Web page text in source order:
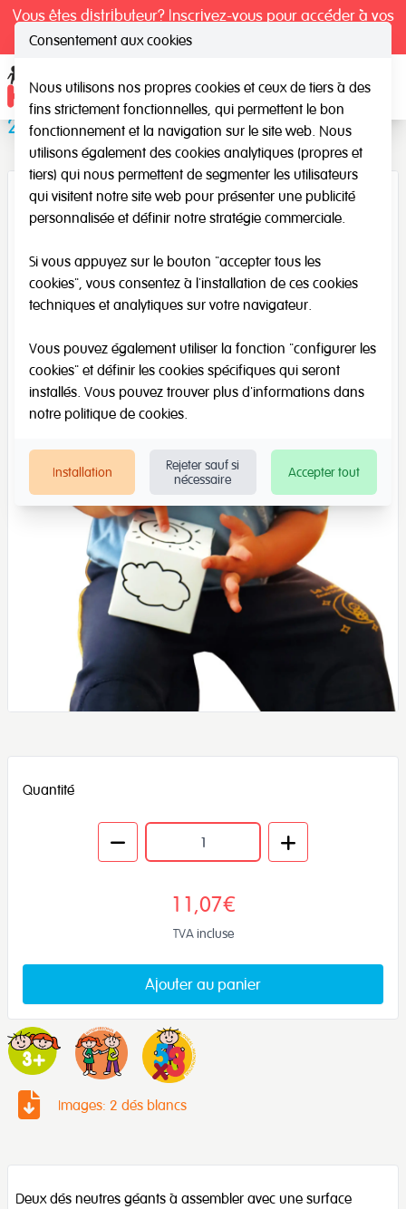
Vous êtes distributeur? Inscrivez-vous pour accéder à vos
tarifs exclusifs.
2 dés blancs + marqueur
Quantité
11,07€
TVA incluse
Ajouter au panier
Images: 2 dés blancs
Deux dés neutres géants à assembler avec une surface
Consentement aux cookies
Nous utilisons nos propres cookies et ceux de tiers à des
fins strictement fonctionnelles, qui permettent le bon
fonctionnement et la navigation sur le site web. Nous
utilisons également des cookies analytiques (propres et
tiers) qui nous permettent de segmenter les utilisateurs
qui visitent notre site web pour présenter une publicité
personnalisée et définir notre stratégie commerciale.
Si vous appuyez sur le bouton "accepter tous les
cookies", vous consentez à l'installation de ces cookies
techniques et analytiques sur votre navigateur.
Vous pouvez également utiliser la fonction "configurer les
cookies" et définir les cookies spécifiques qui seront
installés. Vous pouvez trouver plus d'informations dans
notre politique de cookies.
Installation
Rejeter sauf si
nécessaire
Accepter tout